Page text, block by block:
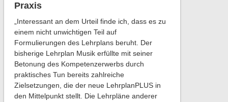
Praxis
„Interessant an dem Urteil finde ich, dass es zu
einem nicht unwichtigen Teil auf
Formulierungen des Lehrplans beruht. Der
bisherige Lehrplan Musik erfüllte mit seiner
Betonung des Kompetenzerwerbs durch
praktisches Tun bereits zahlreiche
Zielsetzungen, die der neue LehrplanPLUS in
den Mittelpunkt stellt. Die Lehrpläne anderer